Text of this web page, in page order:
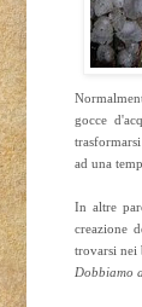
gocce
ad una
In altre
creazione
trovarsi nei
Dobbiamo